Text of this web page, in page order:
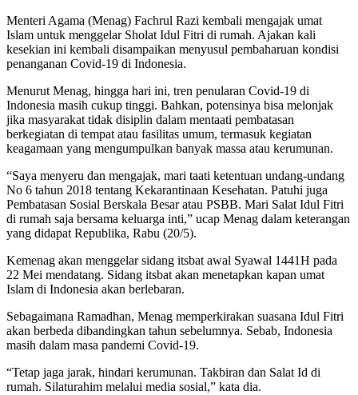
Menteri Agama (Menag) Fachrul Razi kembali mengajak umat
Islam untuk menggelar Sholat Idul Fitri di rumah. Ajakan kali
kesekian ini kembali disampaikan menyusul pembaharuan kondisi
penanganan Covid-19 di Indonesia.
Menurut Menag, hingga hari ini, tren penularan Covid-19 di
Indonesia masih cukup tinggi. Bahkan, potensinya bisa melonjak
jika masyarakat tidak disiplin dalam mentaati pembatasan
berkegiatan di tempat atau fasilitas umum, termasuk kegiatan
keagamaan yang mengumpulkan banyak massa atau kerumunan.
“Saya menyeru dan mengajak, mari taati ketentuan undang-undang
No 6 tahun 2018 tentang Kekarantinaan Kesehatan. Patuhi juga
Pembatasan Sosial Berskala Besar atau PSBB. Mari Salat Idul Fitri
di rumah saja bersama keluarga inti,” ucap Menag dalam keterangan
yang didapat Republika, Rabu (20/5).
Kemenag akan menggelar sidang itsbat awal Syawal 1441H pada
22 Mei mendatang. Sidang itsbat akan menetapkan kapan umat
Islam di Indonesia akan berlebaran.
Sebagaimana Ramadhan, Menag memperkirakan suasana Idul Fitri
akan berbeda dibandingkan tahun sebelumnya. Sebab, Indonesia
masih dalam masa pandemi Covid-19.
“Tetap jaga jarak, hindari kerumunan. Takbiran dan Salat Id di
rumah. Silaturahim melalui media sosial,” kata dia.